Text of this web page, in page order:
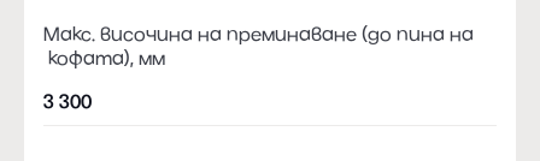
Макс. височина на преминаване (до пина на
кофата), мм
3 300